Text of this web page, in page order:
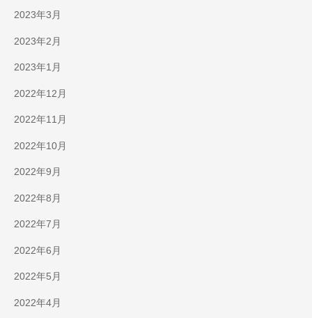
2023年3月
2023年2月
2023年1月
2022年12月
2022年11月
2022年10月
2022年9月
2022年8月
2022年7月
2022年6月
2022年5月
2022年4月